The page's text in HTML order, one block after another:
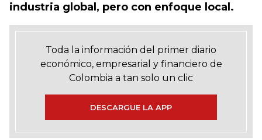
industria global, pero con enfoque local.
Toda la información del primer diario
económico, empresarial y financiero de
Colombia a tan solo un clic
DESCARGUE LA APP